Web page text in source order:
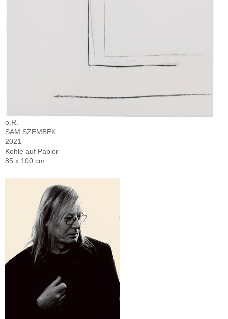
o.R.
SAM SZEMBEK
2021
Kohle auf Papier
85 x 100 cm